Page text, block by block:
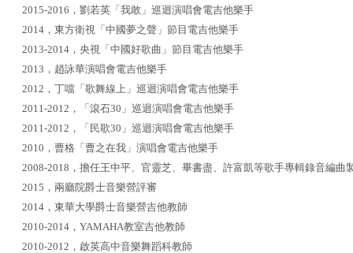
2015-2016，劉若英「我敢」巡迴演唱會電吉他樂手
2014，東方衛視「中國夢之聲」節目電吉他樂手
2013-2014，央視「中國好歌曲」節目電吉他樂手
2013，趙詠華演唱會電吉他樂手
2012，丁噹「歌舞線上」巡迴演唱會電吉他樂手
2011-2012，「滾石30」巡迴演唱會電吉他樂手
2011-2012，「民歌30」巡迴演唱會電吉他樂手
2010，曹格「曹之在我」演唱會電吉他樂手
2008-2018，擔任王中平、官靈芝、畢書盡、許富凱等歌手專輯錄音編曲
2015，兩廳院爵士音樂營評審
2014，東華大學爵士音樂營吉他教師
2010-2014，YAMAHA教室吉他教師
2010-2012，啟英高中音樂舞蹈科教師